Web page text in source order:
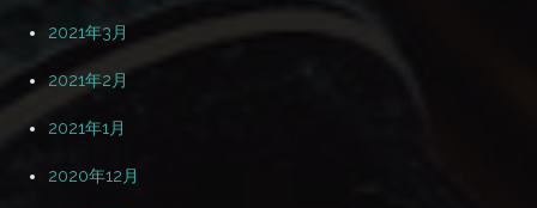
2021年3月
2021年2月
2021年1月
2020年12月